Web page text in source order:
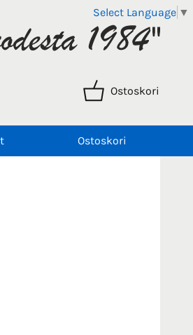
Select Language ▼
Ostoskori
Ostoskori